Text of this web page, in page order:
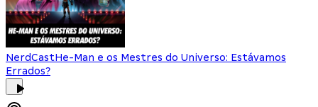
NerdCastHe-Man e os Mestres do Universo: Estávamos
Errados?